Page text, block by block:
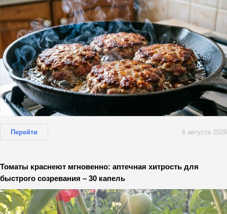
Перейти 6 августа 2026
Томаты краснеют мгновенно: аптечная хитрость для
быстрого созревания – 30 капель